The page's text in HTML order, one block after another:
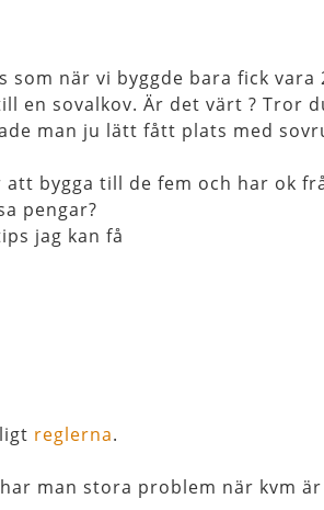
som när vi byggde bara fick
en sovalkov. Är det värt ? Tror
man ju lätt fått plats med
att bygga till de fem och har ok
pengar?
jag kan få
reglerna.
man stora problem när kvm